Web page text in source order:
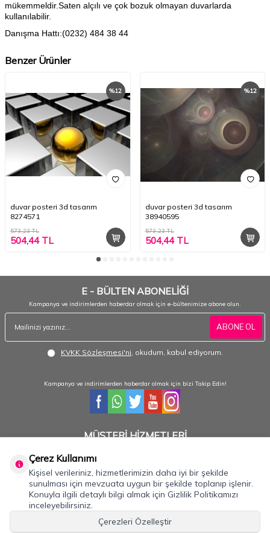
mükemmeldir.Saten alçılı ve çok bozuk olmayan duvarlarda
kullanılabilir.
Danışma Hattı:(0232) 484 38 44
Benzer Ürünler
%12
duvar posteri 3d tasarım
8274571
573,23TL
504,44TL
%12
duvar posteri 3d tasarım
38940595
573,23TL
504,44TL
E - BÜLTEN ABONELİĞİ
Kampanya ve indirimlerden haberdar olmak için e-bültenimize abone olun.
ABONE OL
KVKK Sözleşmesi'ni , okudum, kabul ediyorum.
Kampanya ve indirimlerden haberdar olmak için bizi Takip Edin!
MÜŞTERİ HİZMETLERİ
siparişleriniz için ulaşabilirsiniz.
0232 484 3844- 0533 330 8895
Önemli Bilgiler
Çerez Kullanımı
Kişisel verileriniz, hizmetlerimizin daha iyi bir şekilde
sunulması için mevzuata uygun bir şekilde toplanıp işlenir.
Konuyla ilgili detaylı bilgi almak için Gizlilik Politikamızı
inceleyebilirsiniz.
Çerezleri Özelleştir